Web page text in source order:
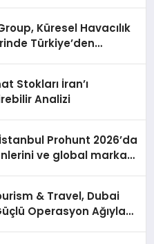
Küresel Havacılık
Türkiye’den
Stokları İran’ı
Analizi
Prohunt 2026’da
ve global marka
& Travel, Dubai
Operasyon Ağıyla